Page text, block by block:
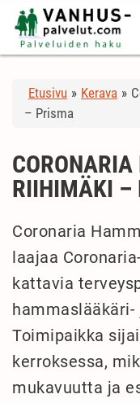
Etusivu » Kerava »
– Prisma
RIIHIMÄKI –
Coronaria
laajaa
kattavia
Toimipaikka
kerroksessa,
mukavuutta ja